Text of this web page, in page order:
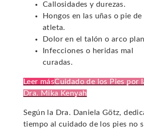
Callosidades y durezas.
Hongos en las uñas o pie de
atleta.
Dolor en el talón o arco
Infecciones o heridas mal
curadas.
Leer másCuidado de los Pies por
Dra. Mika Kenyah
Según la Dra. Daniela Götz,
tiempo al cuidado de los pies no